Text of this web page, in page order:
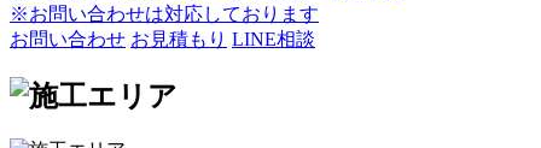
※お問い合わせは対応しております
お問い合わせ お見積もり LINE相談